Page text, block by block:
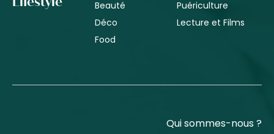
Beauté
Déco
Food
Puériculture
Lecture et Films
Qui sommes-nous ?